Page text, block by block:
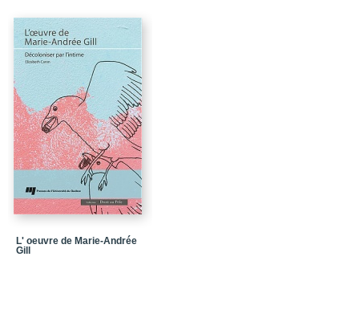
L' oeuvre de Marie-Andrée
Gill